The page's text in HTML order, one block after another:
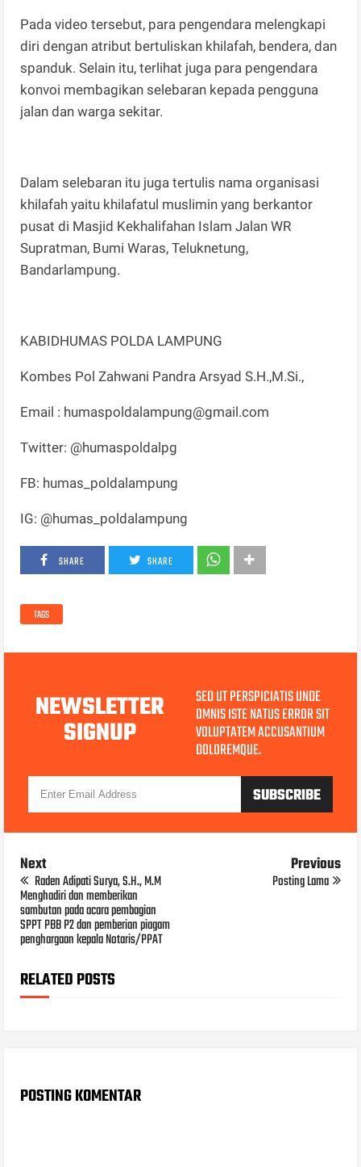
Pada video tersebut, para pengendara melengkapi
diri dengan atribut bertuliskan khilafah, bendera, dan
spanduk. Selain itu, terlihat juga para pengendara
konvoi membagikan selebaran kepada pengguna
jalan dan warga sekitar.
Dalam selebaran itu juga tertulis nama organisasi
khilafah yaitu khilafatul muslimin yang berkantor
pusat di Masjid Kekhalifahan Islam Jalan WR
Supratman, Bumi Waras, Teluknetung,
Bandarlampung.
​​​​​​​KABIDHUMAS POLDA LAMPUNG
Kombes Pol Zahwani Pandra Arsyad S.H.,M.Si.,
Email : humaspoldalampung@gmail.com
Twitter: @humaspoldalpg
FB: humas_poldalampung
IG: @humas_poldalampung
SHARE SHARE
TAGS
NEWSLETTER
SIGNUP
SED UT PERSPICIATIS UNDE
OMNIS ISTE NATUS ERROR SIT
VOLUPTATEM ACCUSANTIUM
DOLOREMQUE.
Next
Raden Adipati Surya, S.H., M.M
Menghadiri dan memberikan
sambutan pada acara pembagian
SPPT PBB P2 dan pemberian piagam
penghargaan kepala Notaris/PPAT
Previous
Posting Lama
RELATED POSTS
POSTING KOMENTAR